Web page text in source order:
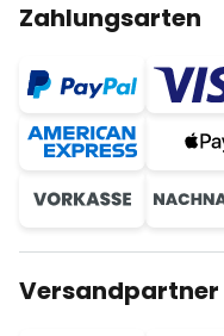
Zahlungsarten
Versandpartner